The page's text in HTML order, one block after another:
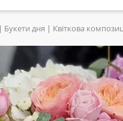
Букети дня Квіткова